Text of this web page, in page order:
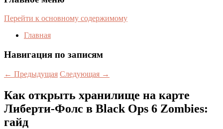
Перейти к основному содержимому
Главная
Навигация по записям
← Предыдущая Следующая →
Как открыть хранилище на карте
Либерти-Фолс в Black Ops 6 Zombies:
гайд